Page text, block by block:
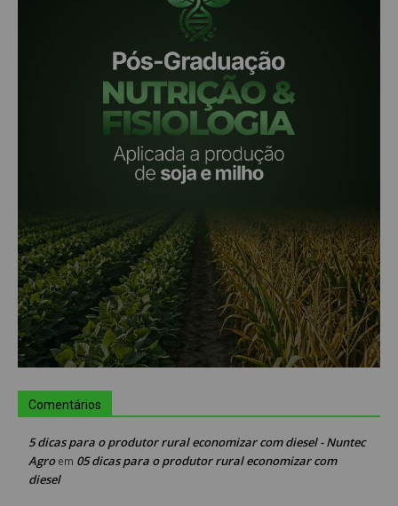
Comentários
5 dicas para o produtor rural economizar com diesel - Nuntec
Agroem 05 dicas para o produtor rural economizar com
diesel